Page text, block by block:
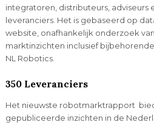
integratoren, distributeurs, adviseurs
leveranciers. Het is gebaseerd op
website, onafhankelijk onderzoek van
marktinzichten inclusief
NL Robotics.
350 Leveranciers
Het nieuwste robotmarktrapport
gepubliceerde inzichten in de